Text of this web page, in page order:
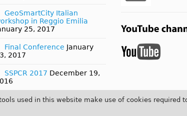
GeoSmartCity Italian
in Reggio Emilia
25, 2017
Final Conference January
2017
SSPCR 2017 December 19,
AGILE 2017 July 21, 2016
used in this website make use of cookies required